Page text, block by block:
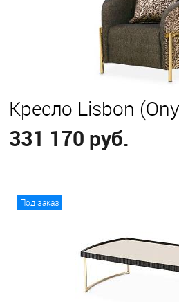
Кресло Lisbon
331 170 руб.
Под заказ